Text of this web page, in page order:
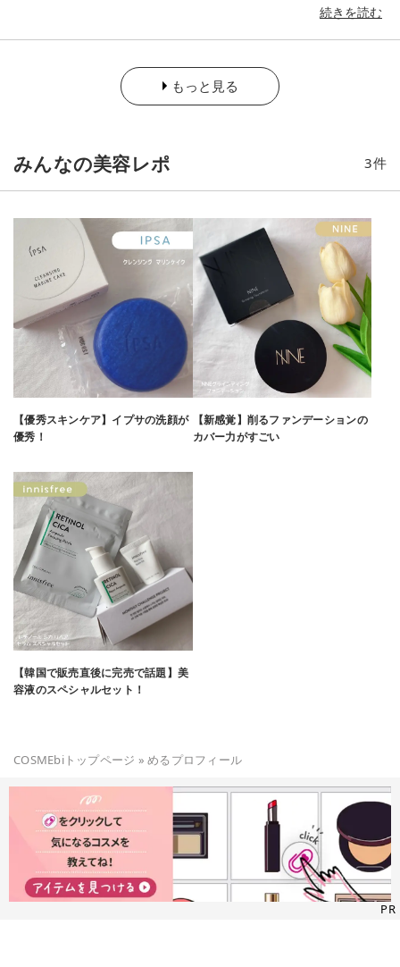
緑茶乳酸菌で肌の潤いバリアをサポートし、 日々の乾燥ダメー
いれば幸せあふれる心温まる 童話のような時間🕰✨韓国発の
イラストブランド꧁ toffe ꧂ サックスブルーとオレンジカラ
シード セラム N 160ml 通常サイズ80mlなので、2倍のサイズ
😳！ 80ml(公式サイト3,190円)なので、 このセットは4,235円
でめっちゃお得⸜♡⸝ グリーンティーシードセラムは、 何回もリ
🌱 とろみのあるテクスチャーで伸びがよく お肌にスッと馴染ん
でベタつかず心地よい使用感 しっとりモチモチのお肌で その後
のスキンケアがぐんぐん浸透する👌🏻💕
───────────────── ☑︎ グリーンティー アミノ フォーム
クレンザー 50g なめらかなテクスチャーで泡立ちもよく きめ
細かいもっちりした泡で優しく洗顔できる😶‍🌫️🫧 洗い流した後は
つっぱり感もなく良き.ᐟ.ᐟ ───────────────── ☑︎ グリー
ンティーシード モイスト スキン 30ml さらっとみずみずしいテ
クスチャーで、 お肌にスーッと浸透してモチモチのお肌に𓂃🤍
───────────────── ☑︎ グリーンティーシード モイスト
クリーム 20ml なめらかなテクスチャーで伸びがとても良く お
肌にスッーと馴染んでベタつきもない🙆🏻‍♀️✨ 潤いをしっかり閉じ
込めてくれて しっとりなめらかツヤ感のあるお肌にしてくれる
おしゃれで華やかなイラストがお気に入り⸜♡⸝ グリーンティー
シードセラム何回もリピ してるけど、パッケージは好みでなか
ったので このホワイトに可愛いイラストお気に入りすぎる 詰め
替え用出してくれないかな𓂃🥲✨ 箱には、サプリ入れて使って
ます🫶🏻🤍 ‥‥‥‥‥‥‥‥‥‥‥‥‥‥‥‥‥‥‥
続きを読む
もっと見る
みんなの美容レポ 3件
【優秀スキンケア】イプサの洗顔が
優秀！
【新感覚】削るファンデーションの
カバー力がすごい
【韓国で販売直後に完売で話題】美
容液のスペシャルセット！
COSMEbiトップページ »めるプロフィール
PR